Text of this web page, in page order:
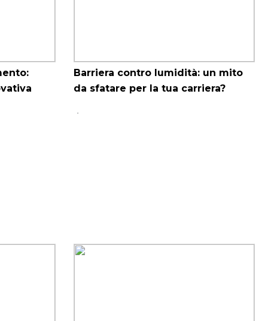
Barriera contro lumidità: un mito
da sfatare per la tua carriera?